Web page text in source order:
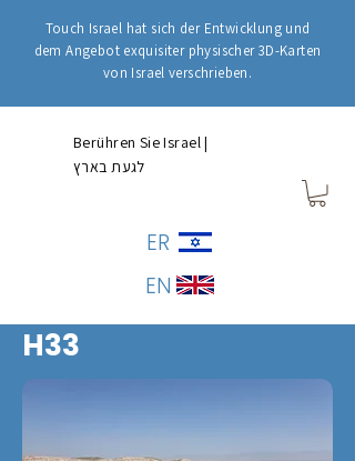
Touch Israel hat sich der Entwicklung und
dem Angebot exquisiter physischer 3D-Karten
von Israel verschrieben.
Berühren Sie Israel |
לגעת בארץ
ER
EN
H33